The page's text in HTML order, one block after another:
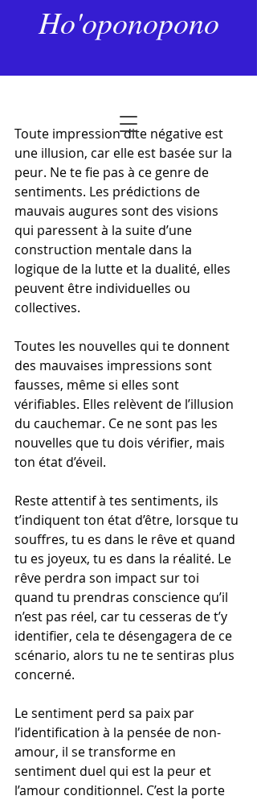
Ho'oponopono
L’état d’éveil
Dernière mise à jour :
27 janv.
Toute impression dite négative est
une illusion, car elle est basée sur la
peur. Ne te fie pas à ce genre de
sentiments. Les prédictions de
mauvais augures sont des visions
qui paressent à la suite d’une
construction mentale dans la
logique de la lutte et la dualité, elles
peuvent être individuelles ou
collectives.
Toutes les nouvelles qui te donnent
des mauvaises impressions sont
fausses, même si elles sont
vérifiables. Elles relèvent de l’illusion
du cauchemar. Ce ne sont pas les
nouvelles que tu dois vérifier, mais
ton état d’éveil.
Reste attentif à tes sentiments, ils
t’indiquent ton état d’être, lorsque tu
souffres, tu es dans le rêve et quand
tu es joyeux, tu es dans la réalité. Le
rêve perdra son impact sur toi
quand tu prendras conscience qu’il
n’est pas réel, car tu cesseras de t’y
identifier, cela te désengagera de ce
scénario, alors tu ne te sentiras plus
concerné.
Le sentiment perd sa paix par
l’identification à la pensée de non-
amour, il se transforme en
sentiment duel qui est la peur et
l’amour conditionnel. C’est la porte